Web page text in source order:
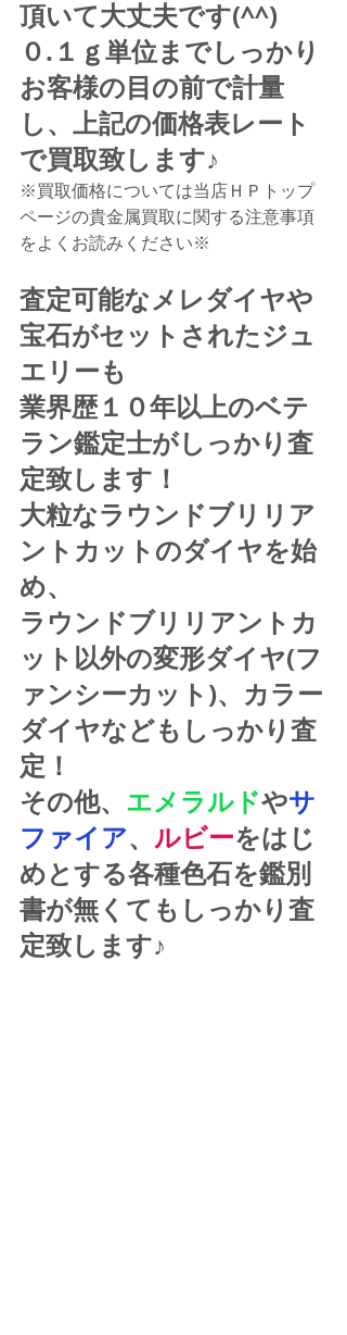
頂いて大丈夫です(^^)
０.１ｇ単位までしっかり
お客様の目の前で計量
し、上記の価格表レート
で買取致します♪
※買取価格については当店ＨＰトップ
ページの貴金属買取に関する注意事項
をよくお読みください※
査定可能なメレダイヤや
宝石がセットされたジュ
エリーも
業界歴１０年以上のベテ
ラン鑑定士がしっかり査
定致します！
大粒なラウンドブリリア
ントカットのダイヤを始
め、
ラウンドブリリアントカ
ット以外の変形ダイヤ(フ
ァンシーカット)、カラー
ダイヤなどもしっかり査
定！
その他、 エメラルドやサ
ファイア、 ルビーをはじ
めとする各種色石を鑑別
書が無くてもしっかり査
定致します♪